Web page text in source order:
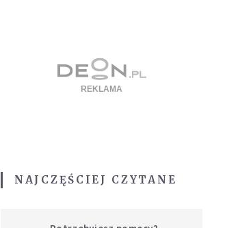
NAJCZĘŚCIEJ CZYTANE